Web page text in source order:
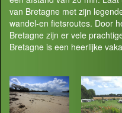
van Bretagne met zijn
wandel-en fietsroutes. Door
Bretagne zijn er vele
Bretagne is een heerlijke